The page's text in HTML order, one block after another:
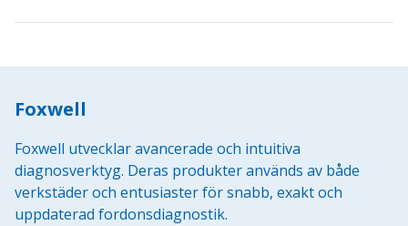
Foxwell
Foxwell utvecklar avancerade och intuitiva
diagnosverktyg. Deras produkter används av både
verkstäder och entusiaster för snabb, exakt och
uppdaterad fordonsdiagnostik.